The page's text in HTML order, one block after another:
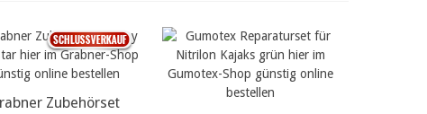
mehr Details...Zubehörset